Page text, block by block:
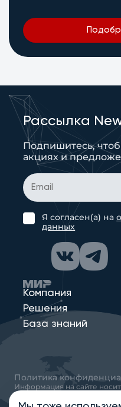
Компания
Решения
База знаний
Рассылка
Подпишитесь,
акциях и
Я согласен(а) на
данных
Политика
Информация на сайте
характер и не является
определяемой